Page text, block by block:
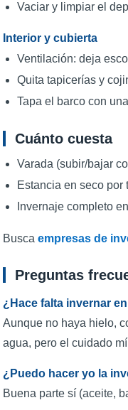
Vaciar y limpiar el
Interior y cubierta
Ventilación: deja
Quita tapicerías y
Tapa el barco con
Cuánto cuesta
Varada (subir/bajar
Estancia en seco por
Invernaje completo
Busca empresas de
Preguntas
¿Hace falta invernar
Aunque no haya hielo,
agua, pero el cuidado
¿Puedo hacer yo la
Buena parte sí (aceite,